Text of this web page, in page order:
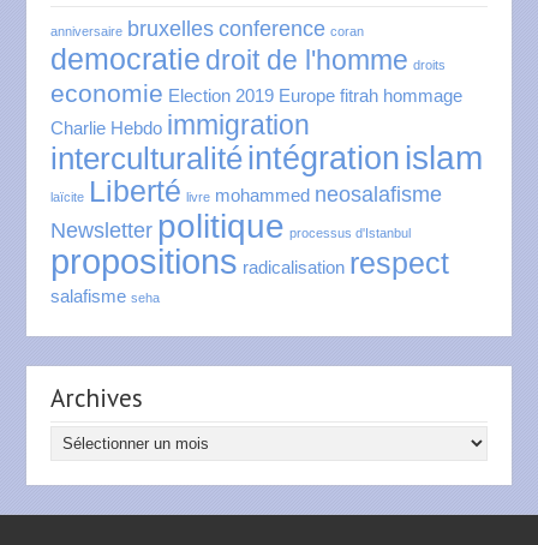
anniversaire bruxelles conference coran
democratie droit de l'homme droits
economie Election 2019 Europe fitrah hommage
Charlie Hebdo immigration
interculturalitéintégration islam
laïcite Liberté livre mohammed neosalafisme
Newsletter politique processus d'Istanbul
propositions radicalisation respect
salafisme seha
Archives
Archives